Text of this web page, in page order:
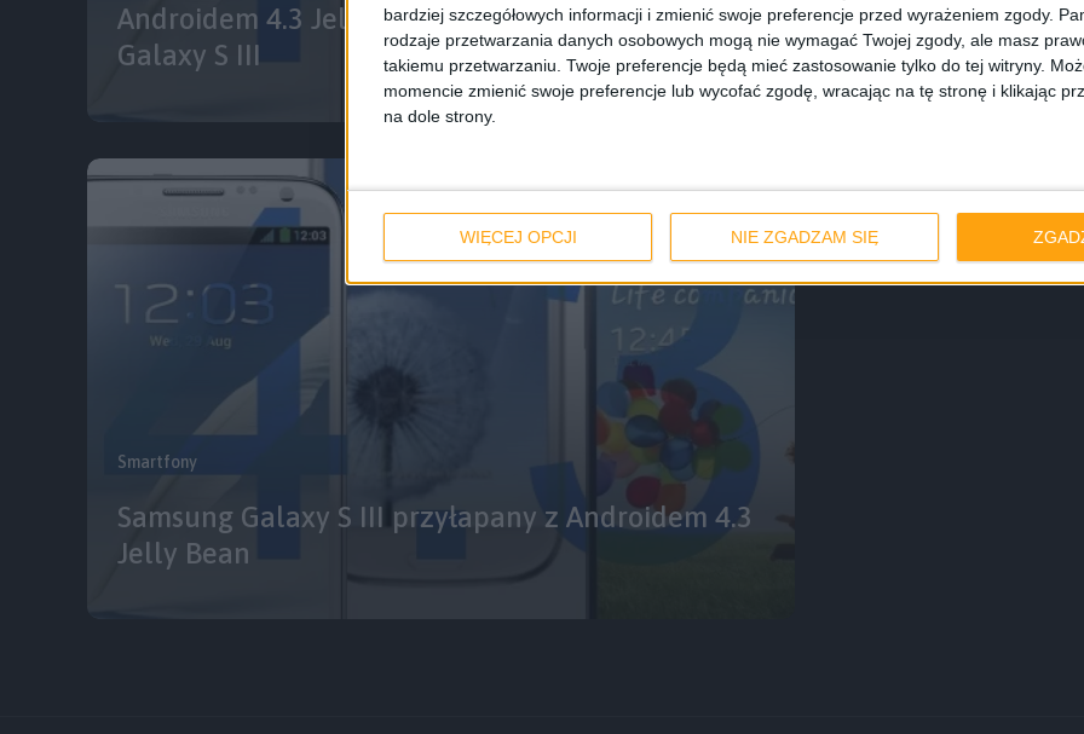
bardziej szczegółowych informacji i zmienić swoje preferencje przed wyrażeniem zgody.
rodzaje przetwarzania danych osobowych mogą nie wymagać Twojej zgody, ale masz
takiemu przetwarzaniu. Twoje preferencje będą mieć zastosowanie tylko do tej witryny.
momencie zmienić swoje preferencje lub wycofać zgodę, wracając na tę stronę i klikając
na dole strony.
WIĘCEJ OPCJI NIE ZGADZAM SIĘ
Androidem 4.3 Jelly Bean dla Galaxy Note II i
Galaxy S III
Android 4.3 Jelly
na Wyspach
Smartfony
Samsung Galaxy S III przyłapany z Androidem 4.3
Jelly Bean